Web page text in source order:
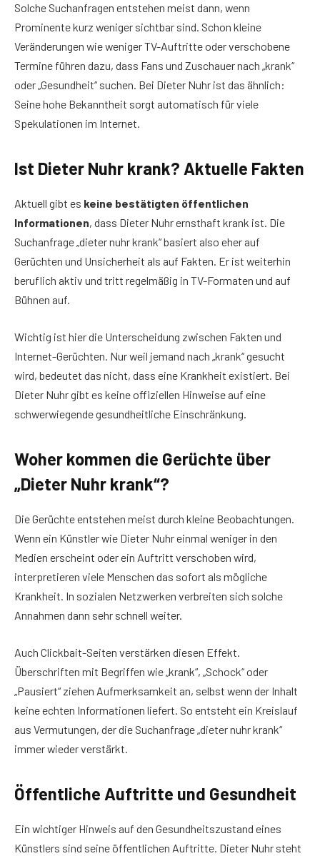
Solche Suchanfragen entstehen meist dann, wenn
Prominente kurz weniger sichtbar sind. Schon kleine
Veränderungen wie weniger TV-Auftritte oder verschobene
Termine führen dazu, dass Fans und Zuschauer nach „krank“
oder „Gesundheit“ suchen. Bei Dieter Nuhr ist das ähnlich:
Seine hohe Bekanntheit sorgt automatisch für viele
Spekulationen im Internet.
Ist Dieter Nuhr krank? Aktuelle Fakten
Aktuell gibt es keine bestätigten öffentlichen
Informationen, dass Dieter Nuhr ernsthaft krank ist. Die
Suchanfrage „dieter nuhr krank“ basiert also eher auf
Gerüchten und Unsicherheit als auf Fakten. Er ist weiterhin
beruflich aktiv und tritt regelmäßig in TV-Formaten und auf
Bühnen auf.
Wichtig ist hier die Unterscheidung zwischen Fakten und
Internet-Gerüchten. Nur weil jemand nach „krank“ gesucht
wird, bedeutet das nicht, dass eine Krankheit existiert. Bei
Dieter Nuhr gibt es keine offiziellen Hinweise auf eine
schwerwiegende gesundheitliche Einschränkung.
Woher kommen die Gerüchte über
„Dieter Nuhr krank“?
Die Gerüchte entstehen meist durch kleine Beobachtungen.
Wenn ein Künstler wie Dieter Nuhr einmal weniger in den
Medien erscheint oder ein Auftritt verschoben wird,
interpretieren viele Menschen das sofort als mögliche
Krankheit. In sozialen Netzwerken verbreiten sich solche
Annahmen dann sehr schnell weiter.
Auch Clickbait-Seiten verstärken diesen Effekt.
Überschriften mit Begriffen wie „krank“, „Schock“ oder
„Pausiert“ ziehen Aufmerksamkeit an, selbst wenn der Inhalt
keine echten Informationen liefert. So entsteht ein Kreislauf
aus Vermutungen, der die Suchanfrage „dieter nuhr krank“
immer wieder verstärkt.
Öffentliche Auftritte und Gesundheit
Ein wichtiger Hinweis auf den Gesundheitszustand eines
Künstlers sind seine öffentlichen Auftritte. Dieter Nuhr steht